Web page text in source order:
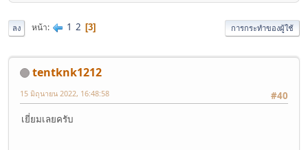
ลง หน้า 1 2 3 การกระทำของผู้ใช้
tentknk1212
#40
15 มิถุนายน 2022, 16:48:58
เยี่ยมเลยครับ